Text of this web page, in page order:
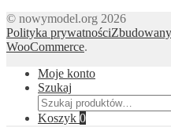
© nowymodel.org 2026
Polityka prywatności
WooCommerce.
Moje konto
Szukaj
Szukaj:
Koszyk 0